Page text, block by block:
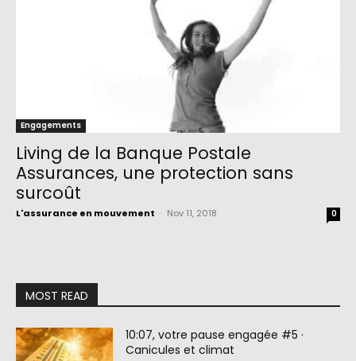
Engagements
Living de la Banque Postale
Assurances, une protection sans
surcoût
L'assurance en mouvement Nov 11, 2018 0
MOST READ
10:07, votre pause engagée #5 ·
Canicules et climat